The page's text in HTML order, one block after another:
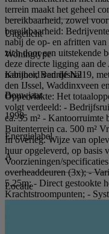
terrein maakt het geheel
bereikbaarheid, zowel
bereikbaarheid:
nabij de op- en afritten
zich door een uitstekende
deze directe ligging aan
nabijheid van de N219,
den IJssel, Waddinxveen
Oppervlakte: Het
volgt verdeeld: -
ca. 35 m² - Kantoorruimte
Buitenterrein ca. 500 m²
In overleg. Wijze van
huur opgeleverd, op basis
Voorzieningen/
overheaddeuren (3x); -
5.25m; - Direct gestookte
Krachtstroompunten; -
Airconditioning (kantoor);
Uitgelicht
Woningtype
Kantoor, Bedrijfshal
Bouwjaar
1998
Energielabel
A
Locatie